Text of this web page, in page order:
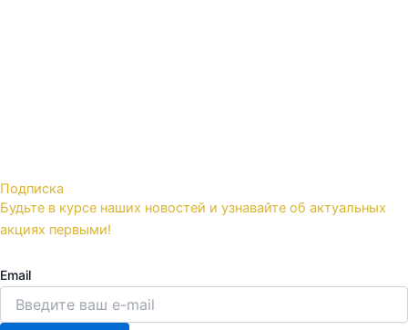
Подписка
Будьте в курсе наших новостей и узнавайте об актуальных
акциях первыми!
Email